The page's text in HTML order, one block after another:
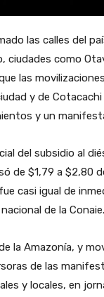
las calles del
ciudades como
las
y de
y un
del subsidio al
de $1,79 a $2,80
casi igual de
de la Conaie.
la Amazonía, y
de las
y locales, en